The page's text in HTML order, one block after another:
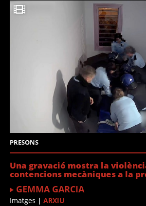
PRESONS
Una gravació mostra la
contencions mecàniques a la
GEMMA GARCIA
Imatges | ARXIU